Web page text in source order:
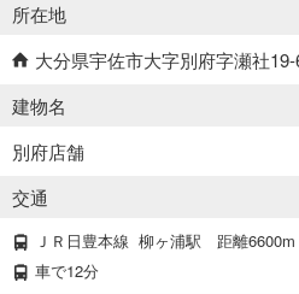
所在地
大分県宇佐市大字別府字瀬社
建物名
別府店舗
交通
ＪＲ日豊本線 柳ヶ浦駅 距離6600m
車で12分